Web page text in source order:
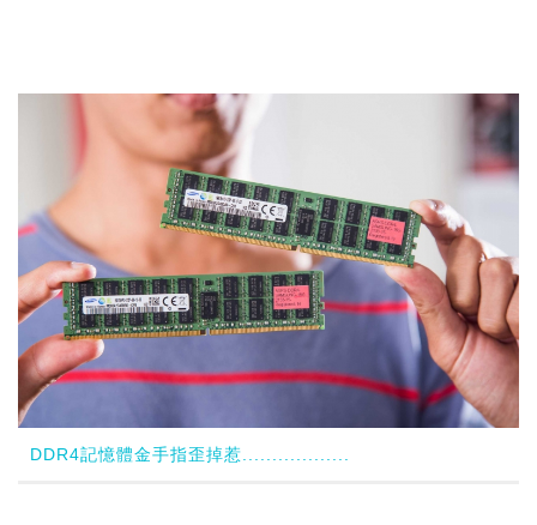
DDR4記憶體金手指歪掉惹..................